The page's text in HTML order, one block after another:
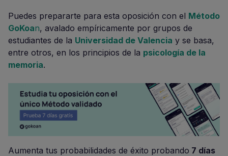
Puedes prepararte para esta oposición con el Método
GoKoan, avalado empíricamente por grupos de
estudiantes de la Universidad de Valencia y se basa,
entre otros, en los principios de la psicología de la
memoria.
Aumenta tus probabilidades de éxito probando 7 días